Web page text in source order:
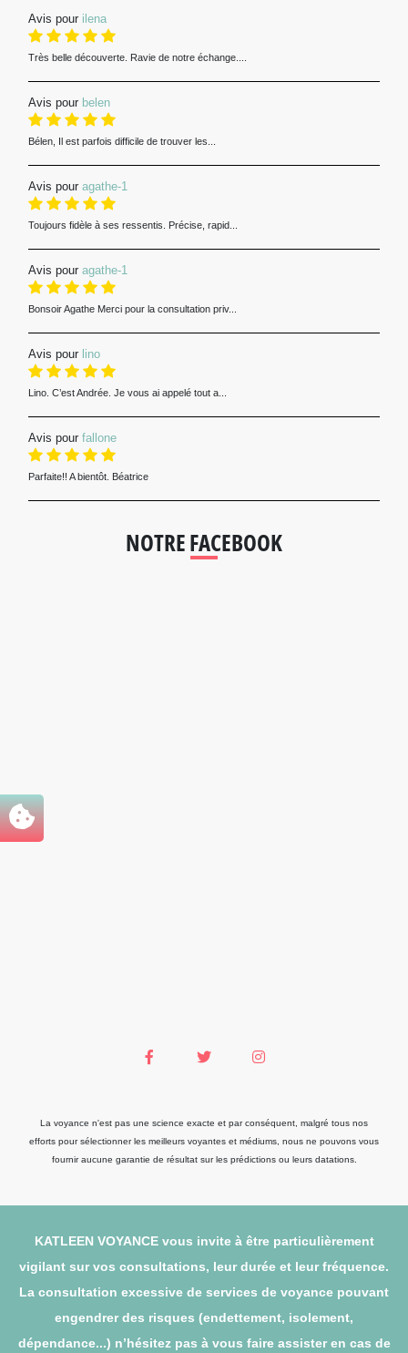
Avis pour ilena
Très belle découverte. Ravie de notre échange....
Avis pour belen
Bélen, Il est parfois difficile de trouver les...
Avis pour agathe-1
Toujours fidèle à ses ressentis. Précise, rapid...
Avis pour agathe-1
Bonsoir Agathe Merci pour la consultation priv...
Avis pour lino
Lino. C’est Andrée. Je vous ai appelé tout a...
Avis pour fallone
Parfaite!! A bientôt. Béatrice
NOTRE FACEBOOK
La voyance n'est pas une science exacte et par conséquent, malgré tous nos
efforts pour sélectionner les meilleurs voyantes et médiums, nous ne pouvons vous
fournir aucune garantie de résultat sur les prédictions ou leurs datations.
KATLEEN VOYANCE vous invite à être particulièrement
vigilant sur vos consultations, leur durée et leur fréquence.
La consultation excessive de services de voyance pouvant
engendrer des risques (endettement, isolement,
dépendance...) n’hésitez pas à vous faire assister en cas de